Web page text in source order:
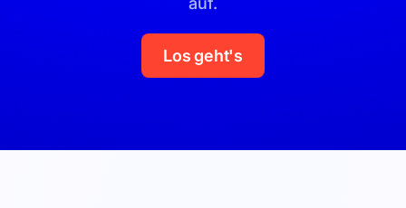
Los geht's